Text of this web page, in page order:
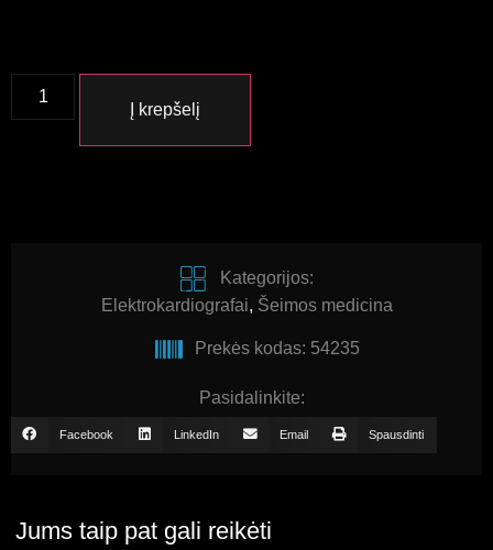
Į krepšelį
Kategorijos:
Elektrokardiografai, Šeimos medicina
Prekės kodas: 54235
Pasidalinkite:
Facebook LinkedIn Email Spausdinti
Jums taip pat gali reikėti